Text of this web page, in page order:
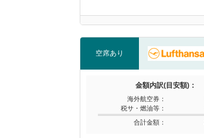
空席あり
金額内訳(目安額)：
海外航空券：
税サ・燃油等：
合計金額：